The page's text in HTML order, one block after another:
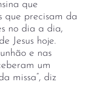
que
que precisam da
no dia a dia,
Jesus hoje.
e nas
um
missa”, diz